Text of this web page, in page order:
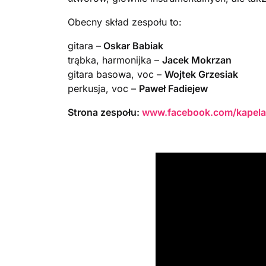
Obecny skład zespołu to:
gitara – Oskar Babiak
trąbka, harmonijka – Jacek Mokrzan
gitara basowa, voc – Wojtek Grzesiak
perkusja, voc – Paweł Fadiejew
Strona zespołu: www.facebook.com/